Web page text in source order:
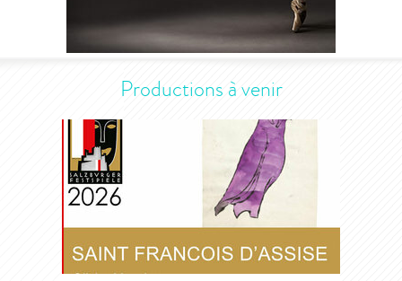
Productions à venir